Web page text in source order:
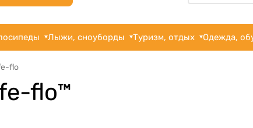
Лыжи, сноуборды Туризм, отдых Одежда,
flo
flo™